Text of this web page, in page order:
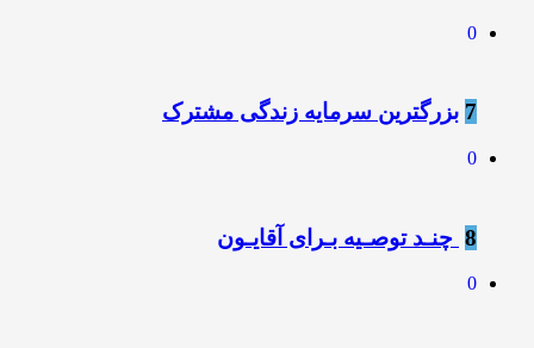
0
7 بزرگترین سرمایه زندگی مشترک
0
8 ️ چنـد توصـیه بـرای آقایـون
0